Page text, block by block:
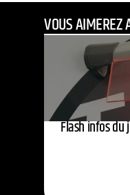
VOUS AIMEREZ
Flash infos